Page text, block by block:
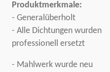
Produktmerkmale:
- Generalüberholt
- Alle Dichtungen wurden
professionell ersetzt
- Mahlwerk wurde neu